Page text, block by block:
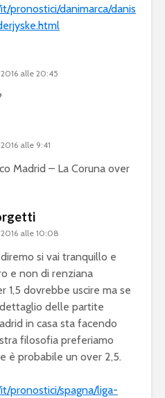
pronostici/danimarca/danis
alle 20:45
alle 9:41
Madrid – La Coruna over
alle 10:08
si vai tranquillo e
e non di renziana
1,5 dovrebbe uscire ma se
delle partite
in casa sta facendo
filosofia preferiamo
è probabile un over 2,5.
pronostici/spagna/liga-